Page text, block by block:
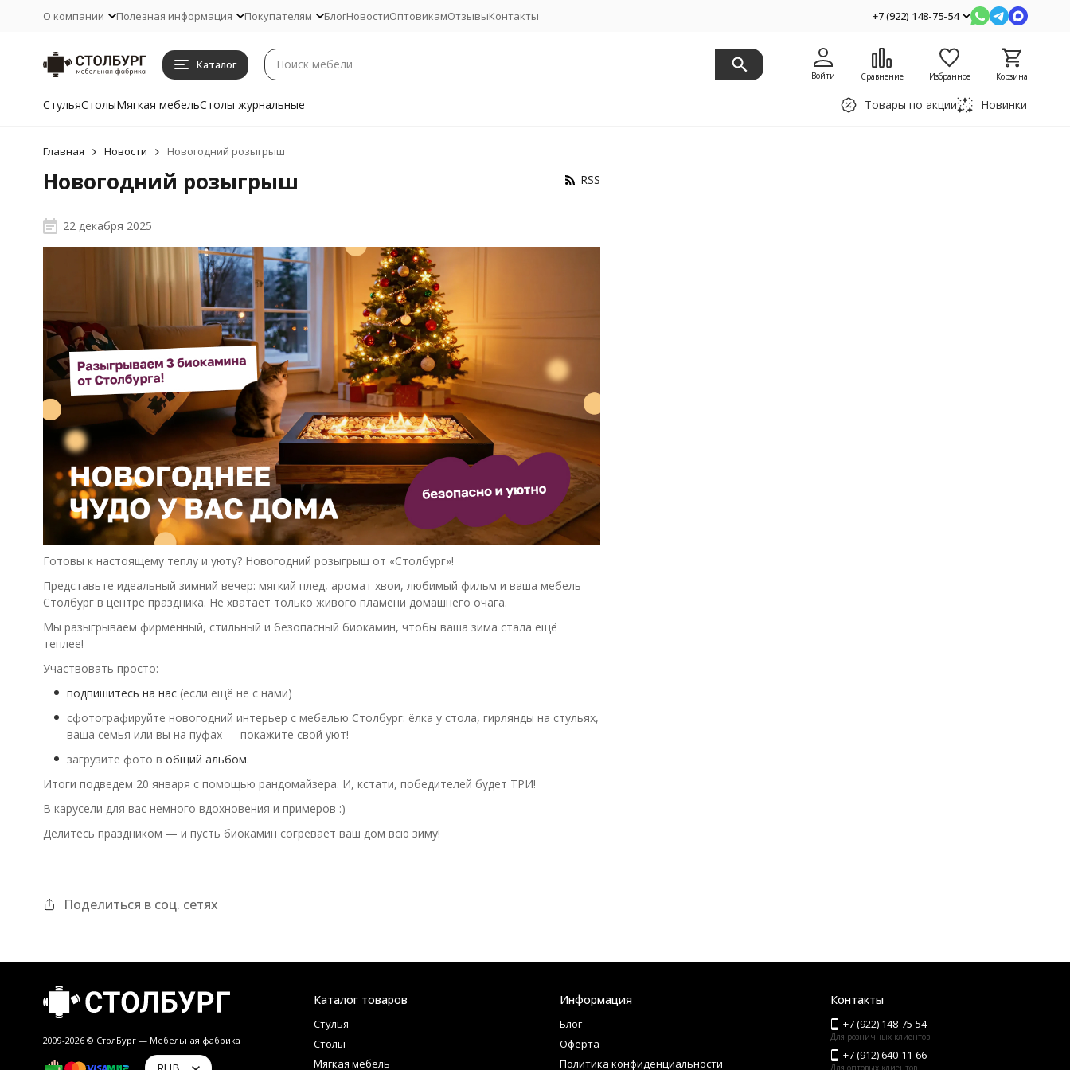
О компании Полезная информация Покупателям БлогНовостиОптовикамОтзывыКонтакты +7 (922) 148-75-54
Каталог
Войти Сравнение Избранное Корзина
СтульяСтолыМягкая мебельСтолы журнальные Товары по акции Новинки
Главная Новости Новогодний розыгрыш
Новогодний розыгрыш RSS
22 декабря 2025
Готовы к настоящему теплу и уюту? Новогодний розыгрыш от «Столбург»!
Представьте идеальный зимний вечер: мягкий плед, аромат хвои, любимый фильм и ваша мебель
Столбург в центре праздника. Не хватает только живого пламени домашнего очага.
Мы разыгрываем фирменный, стильный и безопасный биокамин, чтобы ваша зима стала ещё
теплее!
Участвовать просто:
подпишитесь на нас(если ещё не с нами)
сфотографируйте новогодний интерьер с мебелью Столбург: ёлка у стола, гирлянды на стульях,
ваша семья или вы на пуфах — покажите свой уют!
загрузите фото в общий альбом.
Итоги подведем 20 января с помощью рандомайзера. И, кстати, победителей будет ТРИ!
В карусели для вас немного вдохновения и примеров :)
Делитесь праздником — и пусть биокамин согревает ваш дом всю зиму!
Поделиться в соц. сетях
2009-2026 © СтолБург — Мебeльная фабрика
Каталог товаров
Стулья
Столы
Мягкая мебель
Информация
Блог
Оферта
Политика конфиденциальности
Контакты
+7 (922) 148-75-54
Для розничных клиентов
+7 (912) 640-11-66
Для оптовых клиентов